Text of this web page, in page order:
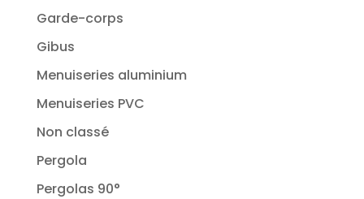
Garde-corps
Gibus
Menuiseries aluminium
Menuiseries PVC
Non classé
Pergola
Pergolas 90°